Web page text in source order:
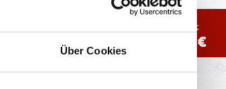
Über Cookies
8 Stück
3,99 €